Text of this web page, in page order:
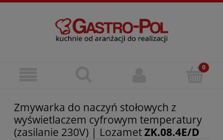
Zmywarka do naczyń stołowych z
wyświetlaczem cyfrowym temperatury
(zasilanie 230V) | LozametZK.08.4E/D